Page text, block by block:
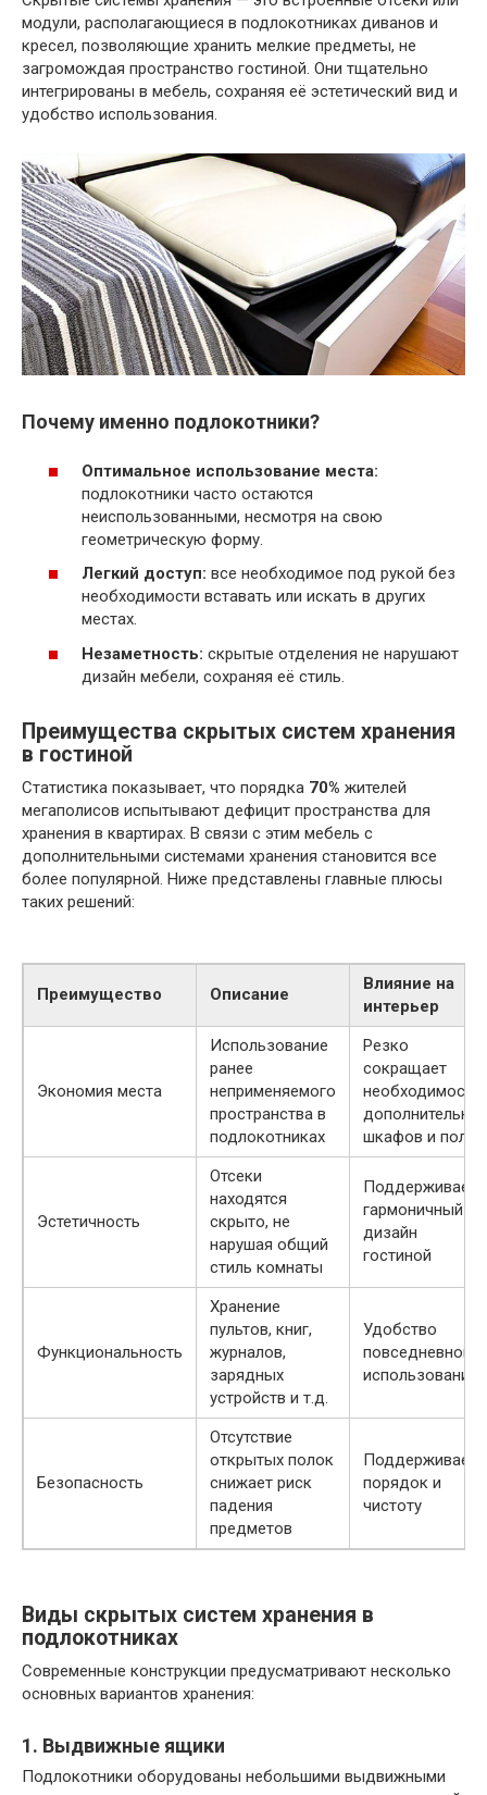
модули, располагающиеся в подлокотниках диванов и
кресел, позволяющие хранить мелкие предметы, не
загромождая пространство гостиной. Они тщательно
интегрированы в мебель, сохраняя её эстетический вид и
удобство использования.
Почему именно подлокотники?
Оптимальное использование места:
подлокотники часто остаются
неиспользованными, несмотря на свою
геометрическую форму.
Легкий доступ: все необходимое под рукой без
необходимости вставать или искать в других
местах.
Незаметность: скрытые отделения не нарушают
дизайн мебели, сохраняя её стиль.
Преимущества скрытых систем хранения
в гостиной
Статистика показывает, что порядка 70% жителей
мегаполисов испытывают дефицит пространства для
хранения в квартирах. В связи с этим мебель с
дополнительными системами хранения становится все
более популярной. Ниже представлены главные плюсы
таких решений:
Преимущество Описание
Влияние на
интерьер
Экономия места
Использование
ранее
неприменяемого
пространства в
подлокотниках
Резко
сокращает
необходимость
шкафов и полок
Эстетичность
Отсеки
находятся
скрыто, не
нарушая общий
стиль комнаты
Поддерживает
гармоничный
дизайн
гостиной
Функциональность
Хранение
пультов, книг,
журналов,
зарядных
устройств и т.д.
Удобство
повседневного
использования
Безопасность
Отсутствие
открытых полок
снижает риск
падения
предметов
Поддерживает
порядок и
чистоту
Виды скрытых систем хранения в
подлокотниках
Современные конструкции предусматривают несколько
основных вариантов хранения:
1. Выдвижные ящики
Подлокотники оборудованы небольшими выдвижными